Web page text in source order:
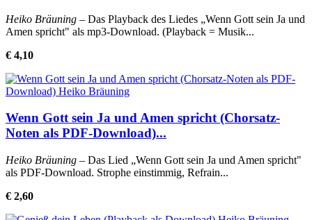
Heiko Bräuning – Das Playback des Liedes „Wenn Gott sein Ja und
Amen spricht" als mp3-Download. (Playback = Musik...
€ 4,10
Wenn Gott sein Ja und Amen spricht (Chorsatz-
Noten als PDF-Download)...
Heiko Bräuning – Das Lied „Wenn Gott sein Ja und Amen spricht"
als PDF-Download. Strophe einstimmig, Refrain...
€ 2,60